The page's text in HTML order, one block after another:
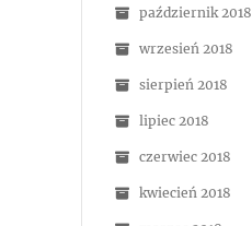
październik 2018
wrzesień 2018
sierpień 2018
lipiec 2018
czerwiec 2018
kwiecień 2018